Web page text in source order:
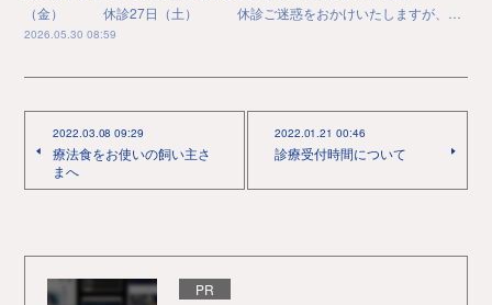
（金） 休診27日（土） 休診ご迷惑をおかけいたしますが、…
2026.05.30 08:59
2022.03.08 09:29
療法食をお使いの飼い主さ
まへ
2022.01.21 00:46
診療受付時間について
PR